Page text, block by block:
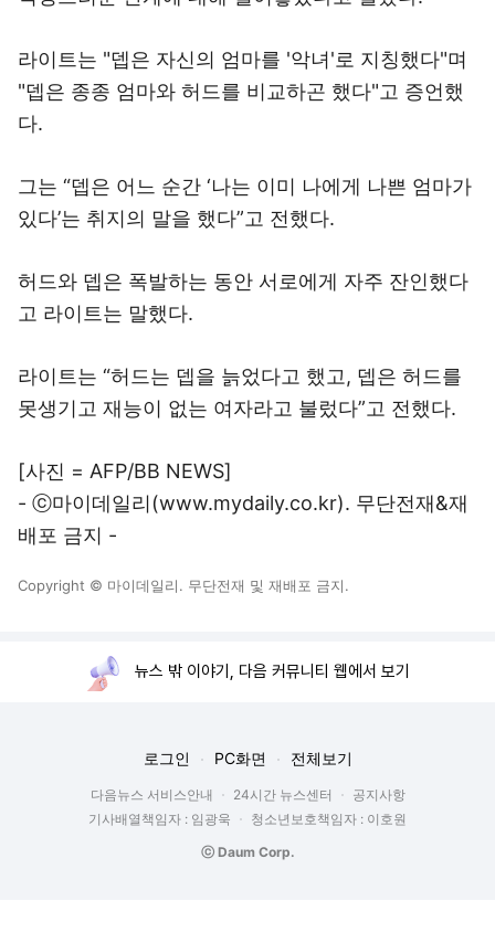
라이트는 "뎁은 자신의 엄마를 '악녀'로 지칭했다"며
"뎁은 종종 엄마와 허드를 비교하곤 했다"고 증언했
다.
그는 “뎁은 어느 순간 ‘나는 이미 나에게 나쁜 엄마가
있다’는 취지의 말을 했다”고 전했다.
허드와 뎁은 폭발하는 동안 서로에게 자주 잔인했다
고 라이트는 말했다.
라이트는 “허드는 뎁을 늙었다고 했고, 뎁은 허드를
못생기고 재능이 없는 여자라고 불렀다”고 전했다.
[사진 = AFP/BB NEWS]
- ⓒ마이데일리(www.mydaily.co.kr). 무단전재&재
배포 금지 -
Copyright © 마이데일리. 무단전재 및 재배포 금지.
뉴스 밖 이야기, 다음 커뮤니티 웹에서 보기
로그인 PC화면 전체보기
다음뉴스 서비스안내 24시간 뉴스센터
공지사항
기사배열책임자 : 임광욱
청소년보호책임자 : 이호원
ⓒ Daum Corp.